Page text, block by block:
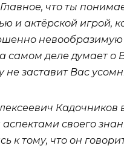
что ты
и актёрской игрой,
самом деле думает о
заставит Вас
своего
к тому, что он